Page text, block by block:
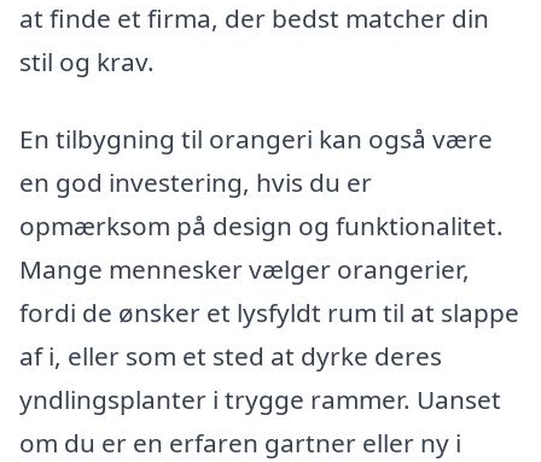
at finde et firma, der bedst matcher din
stil og krav.
En tilbygning til orangeri kan også være
en god investering, hvis du er
opmærksom på design og funktionalitet.
Mange mennesker vælger orangerier,
fordi de ønsker et lysfyldt rum til at slappe
af i, eller som et sted at dyrke deres
yndlingsplanter i trygge rammer. Uanset
om du er en erfaren gartner eller ny i